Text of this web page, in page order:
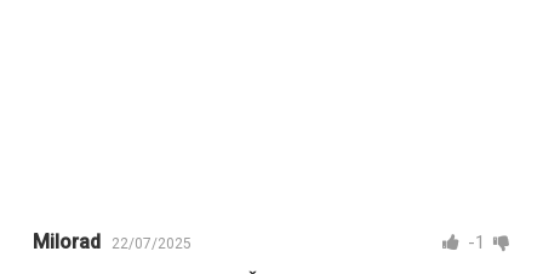
Milorad 22/07/2025 -1